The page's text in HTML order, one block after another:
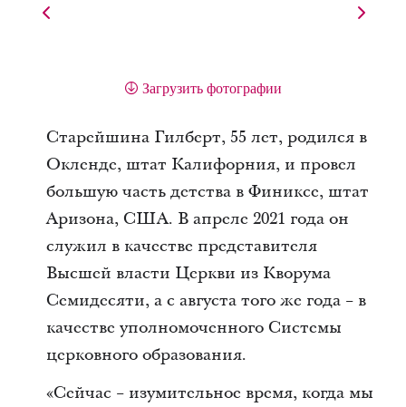
Загрузить фотографии
Старейшина Гилберт, 55 лет, родился в
Окленде, штат Калифорния, и провел
большую часть детства в Финиксе, штат
Аризона, США. В апреле 2021 года он
служил в качестве представителя
Высшей власти Церкви из Кворума
Семидесяти, а с августа того же года − в
качестве уполномоченного Системы
церковного образования.
«Сейчас − изумительное время, когда мы